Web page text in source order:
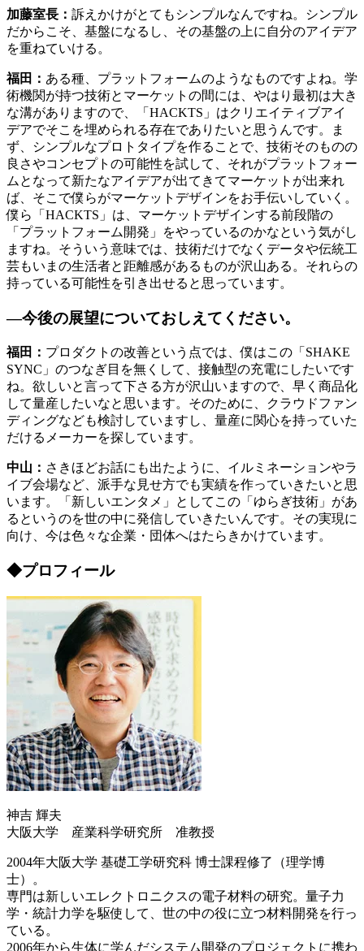
加藤室長： 訴えかけがとてもシンプルなんですね。シンプル
だからこそ、基盤になるし、その基盤の上に自分のアイデア
を重ねていける。
福田： ある種、プラットフォームのようなものですよね。学
術機関が持つ技術とマーケットの間には、やはり最初は大き
な溝がありますので、「HACKTS」はクリエイティブアイ
デアでそこを埋められる存在でありたいと思うんです。ま
ず、シンプルなプロトタイプを作ることで、技術そのものの
良さやコンセプトの可能性を試して、それがプラットフォー
ムとなって新たなアイデアが出てきてマーケットが出来れ
ば、そこで僕らがマーケットデザインをお手伝いしていく。
僕ら「HACKTS」は、マーケットデザインする前段階の
「プラットフォーム開発」をやっているのかなという気がし
ますね。そういう意味では、技術だけでなくデータや伝統工
芸もいまの生活者と距離感があるものが沢山ある。それらの
持っている可能性を引き出せると思っています。
―今後の展望についておしえてください。
福田： プロダクトの改善という点では、僕はこの「SHAKE
SYNC」のつなぎ目を無くして、接触型の充電にしたいです
ね。欲しいと言って下さる方が沢山いますので、早く商品化
して量産したいなと思います。そのために、クラウドファン
ディングなども検討していますし、量産に関心を持っていた
だけるメーカーを探しています。
中山： さきほどお話にも出たように、イルミネーションやラ
イブ会場など、派手な見せ方でも実績を作っていきたいと思
います。「新しいエンタメ」としてこの「ゆらぎ技術」があ
るというのを世の中に発信していきたいんです。その実現に
向け、今は色々な企業・団体へはたらきかけています。
◆プロフィール
神吉 輝夫
大阪大学 産業科学研究所 准教授
2004年大阪大学 基礎工学研究科 博士課程修了（理学博
士）。
専門は新しいエレクトロニクスの電子材料の研究。量子力
学・統計力学を駆使して、世の中の役に立つ材料開発を行っ
ている。
2006年から生体に学んだシステム開発のプロジェクトに携わ